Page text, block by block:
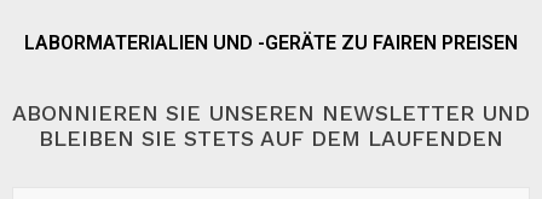
LABORMATERIALIEN UND -GERÄTE ZU FAIREN PREISEN
ABONNIEREN SIE UNSEREN NEWSLETTER UND
BLEIBEN SIE STETS AUF DEM LAUFENDEN